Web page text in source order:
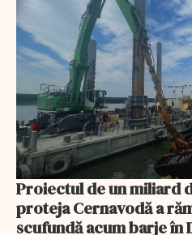
Proiectul de un miliard
proteja Cernavodă a
scufundă acum barje în